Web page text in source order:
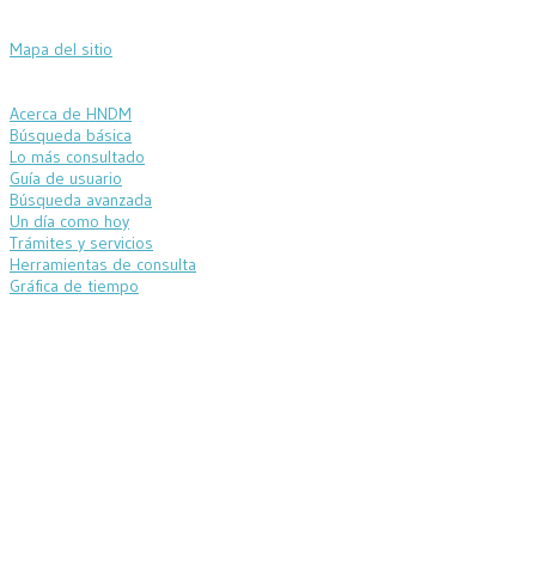
Mapa del sitio
Acerca de HNDM
Búsqueda básica
Lo más consultado
Guía de usuario
Búsqueda avanzada
Un día como hoy
Trámites y servicios
Herramientas de consulta
Gráfica de tiempo